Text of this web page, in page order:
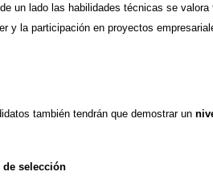
un lado las habilidades técnicas se valora
y la participación en proyectos
también tendrán que demostrar un
de selección